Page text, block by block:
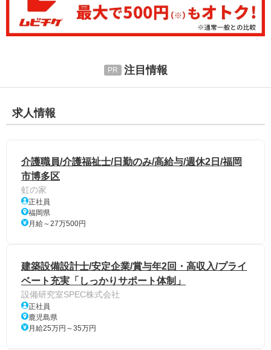
注目情報
求人情報
介護職員/介護福祉士/日勤のみ/高給与/週休2日/福岡
市博多区
虹の家
正社員
福岡県
月給～27万500円
建築設備設計士/安定企業/賞与年2回・高収入/プライ
ベート充実「しっかりサポート体制」
設備研究室SPEC株式会社
正社員
鹿児島県
月給25万円～35万円